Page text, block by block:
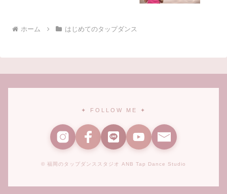
ホーム はじめてのタップダンス
✦ FOLLOW ME ✦
© 福岡のタップダンススタジオ ANB Tap Dance Studio